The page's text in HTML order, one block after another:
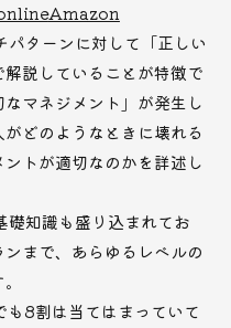
Amazon
ターンに対して「正しい
説していることが特徴で
マネジメント」が発生し
どのようなときに壊れる
トが適切なのかを詳述し
礎知識も盛り込まれてお
まで、あらゆるレベルの
8割は当てはまっていて